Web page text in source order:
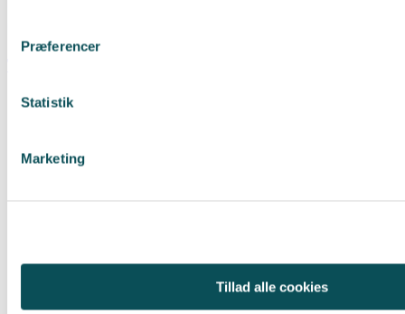
Præferencer
Statistik
Marketing
Tillad alle cookies